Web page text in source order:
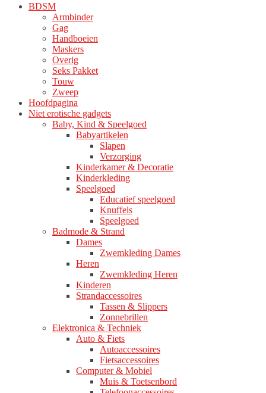
BDSM
Armbinder
Gag
Handboeien
Maskers
Overig
Seks Pakket
Touw
Zweep
Hoofdpagina
Niet erotische gadgets
Baby, Kind & Speelgoed
Babyartikelen
Slapen
Verzorging
Kinderkamer & Decoratie
Kinderkleding
Speelgoed
Educatief speelgoed
Knuffels
Speelgoed
Badmode & Strand
Dames
Zwemkleding Dames
Heren
Zwemkleding Heren
Kinderen
Strandaccessoires
Tassen & Slippers
Zonnebrillen
Elektronica & Techniek
Auto & Fiets
Autoaccessoires
Fietsaccessoires
Computer & Mobiel
Muis & Toetsenbord